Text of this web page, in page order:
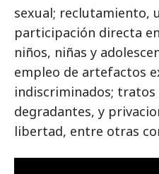
sexual; reclutamiento,
participación directa
niños, niñas y
empleo de artefactos
indiscriminados;
degradantes, y
libertad, entre otras